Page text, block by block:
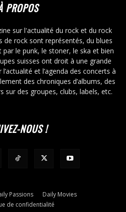
PROPOS
sur l'actualité du rock et du rock
de rock sont représentés, du blues
le punk, le stoner, le ska et bien
suisses ont droit à une grande
et l’agenda des concerts à
des chroniques d’albums, des
sur des groupes, clubs, labels, etc.
NOUS !
Passions
Daily Movies
de confidentialité